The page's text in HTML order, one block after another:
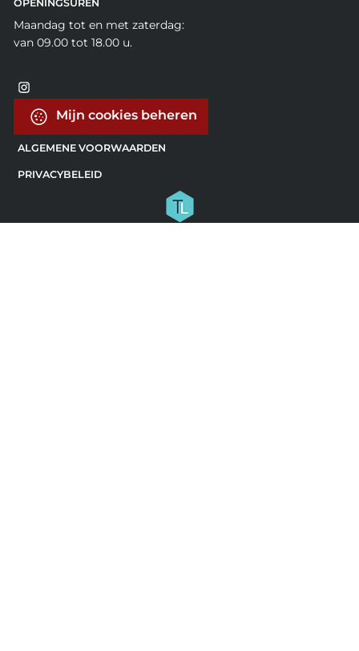
OPENINGSUREN
Maandag tot en met zaterdag:
van 09.00 tot 18.00 u.
Mijn cookies beheren
ALGEMENE VOORWAARDEN
PRIVACYBELEID